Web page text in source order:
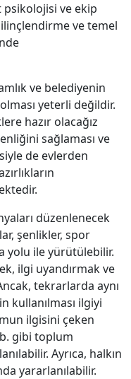
ve ekip
ve temel
ve belediyenin
yeterli değildir.
hazır olacağız
sağlaması ve
de evlerden
düzenlenecek
şenlikler, spor
yolu ile yürütülebilir.
ilgi uyandırmak ve
tekrarlarda aynı
kullanılması ilgiyi
ilgisini çeken
gibi toplum
Ayrıca, halkın
yararlanılabilir.